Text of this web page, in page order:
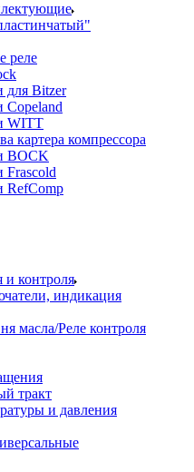
реле
для Bitzer
Copeland
WITT
картера компрессора
BOCK
Frascold
RefComp
контроля
индикация
масла/Реле контроля
тракт
и давления